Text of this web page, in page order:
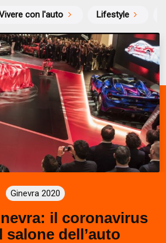
con l'auto Lifestyle
Ginevra 2020
il coronavirus
salone dell’auto